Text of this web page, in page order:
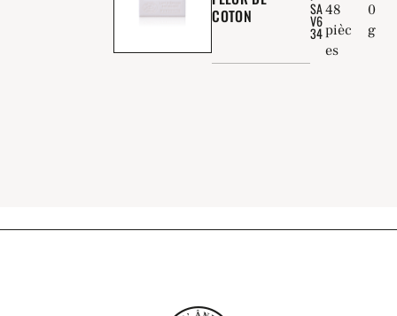
COTON
SA
V6
34
48
pièc
es
0
g